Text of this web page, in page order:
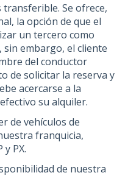
transferible. Se ofrece,
la opción de que el
un tercero como
embargo, el cliente
del conductor
de solicitar la reserva y
acercarse a la
su alquiler.
de vehículos de
franquicia,
PX.
de nuestra